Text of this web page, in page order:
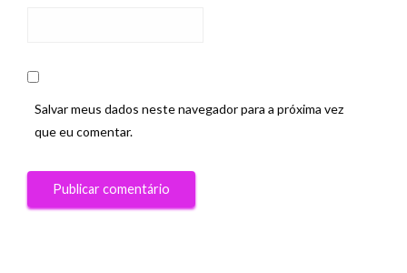
Salvar meus dados neste navegador para a próxima vez
que eu comentar.